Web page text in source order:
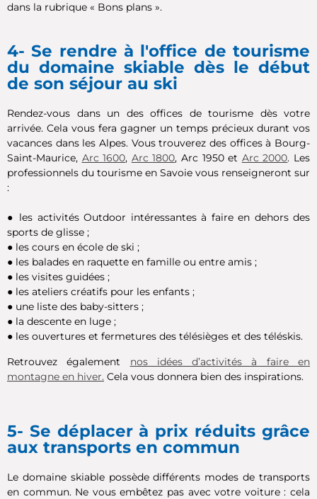
dans la rubrique « Bons plans ».
4- Se rendre à l'office de tourisme
du domaine skiable dès le début
de son séjour au ski
Rendez-vous dans un des offices de tourisme dès votre
arrivée. Cela vous fera gagner un temps précieux durant vos
vacances dans les Alpes. Vous trouverez des offices à Bourg-
Saint-Maurice, Arc 1600, Arc 1800, Arc 1950 et Arc 2000. Les
professionnels du tourisme en Savoie vous renseigneront sur
:
● les activités Outdoor intéressantes à faire en dehors des
sports de glisse ;
● les cours en école de ski ;
● les balades en raquette en famille ou entre amis ;
● les visites guidées ;
● les ateliers créatifs pour les enfants ;
● une liste des baby-sitters ;
● la descente en luge ;
● les ouvertures et fermetures des télésièges et des téléskis.
Retrouvez également nos idées d’activités à faire en
montagne en hiver. Cela vous donnera bien des inspirations.
5- Se déplacer à prix réduits grâce
aux transports en commun
Le domaine skiable possède différents modes de transports
en commun. Ne vous embêtez pas avec votre voiture : cela